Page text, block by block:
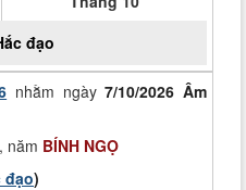
đạo
nhằm ngày7/10/2026 Âm
, năm BÍNH NGỌ
đạo)